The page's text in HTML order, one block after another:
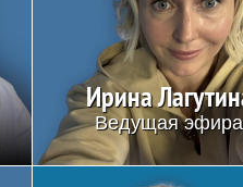
Ирина
Ведущая эфира